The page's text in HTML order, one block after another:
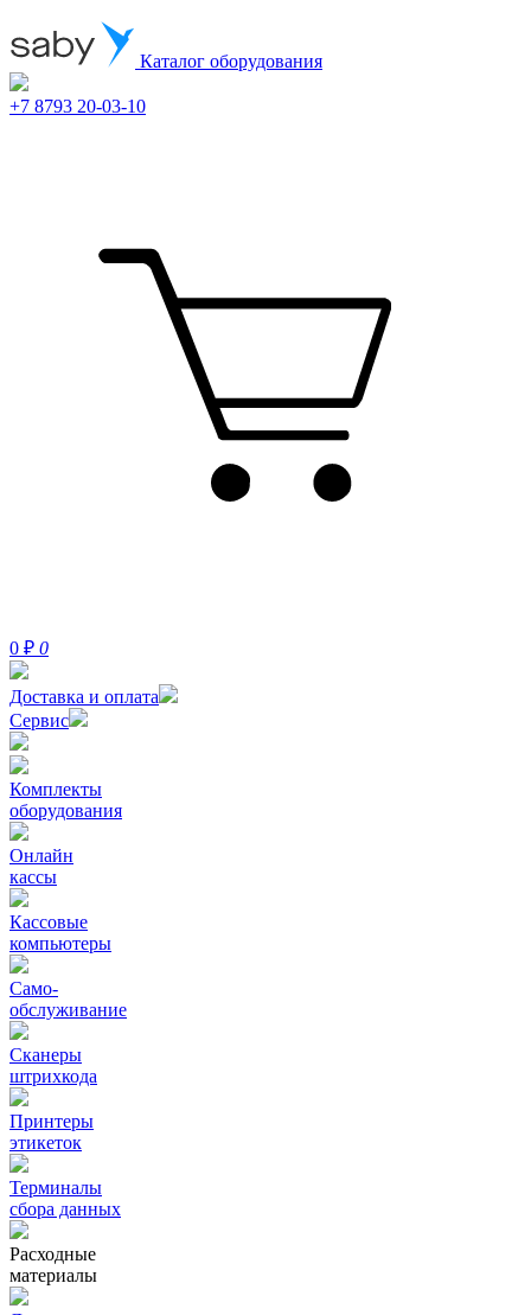
Каталог оборудования
+7 8793 20-03-10
0 ₽ 0
Доставка и оплата
Сервис
Комплекты
оборудования
Онлайн
кассы
Кассовые
компьютеры
Само-
обслуживание
Сканеры
штрихкода
Принтеры
этикеток
Терминалы
сбора данных
Расходные
материалы